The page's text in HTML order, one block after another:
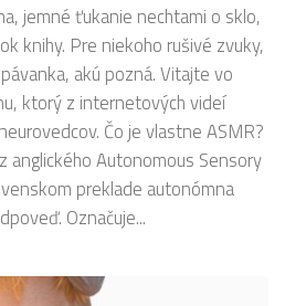
jemné ťukanie nechtami o sklo,
knihy. Pre niekoho rušivé zvuky,
akú pozná. Vitajte vo
ktorý z internetových videí
Čo je vlastne ASMR?
anglického Autonomous Sensory
preklade autonómna
Označuje...